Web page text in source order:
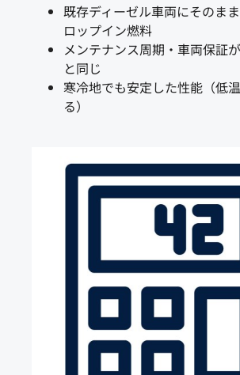
既存ディーゼル車両にそのま
ロップイン燃料
メンテナンス周期・車両保証
と同じ
寒冷地でも安定した性能（低
る）